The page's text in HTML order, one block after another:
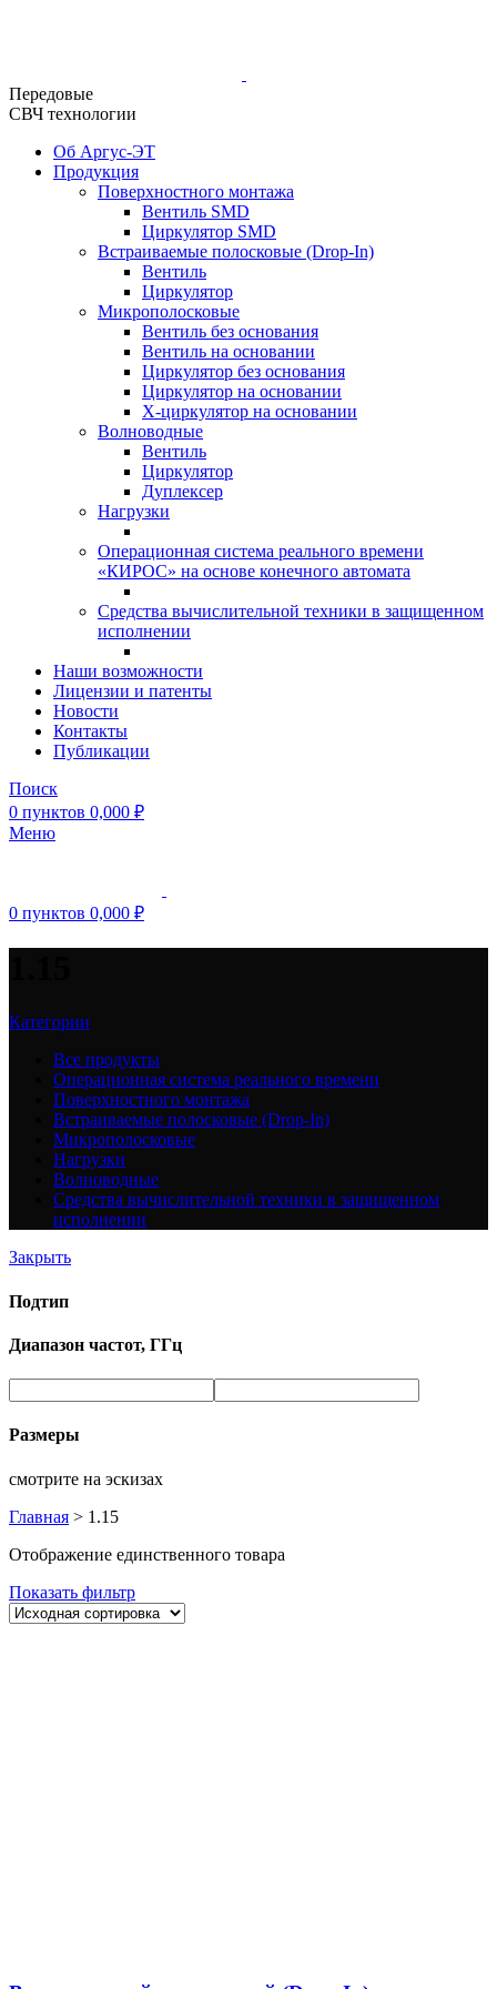
Передовые
СВЧ технологии
Об Аргус-ЭТ
Продукция
Поверхностного монтажа
Вентиль SMD
Циркулятор SMD
Встраиваемые полосковые (Drop-In)
Вентиль
Циркулятор
Микрополосковые
Вентиль без основания
Вентиль на основании
Циркулятор без основания
Циркулятор на основании
Х-циркулятор на основании
Волноводные
Вентиль
Циркулятор
Дуплексер
Нагрузки
Операционная система реального времени
«КИРОС» на основе конечного автомата
Средства вычислительной техники в защищенном
исполнении
Наши возможности
Лицензии и патенты
Новости
Контакты
Публикации
Поиск
0 пунктов 0,000 ₽
Меню
0 пунктов 0,000 ₽
Категории
Все продукты
Операционная система реального времени
Поверхностного монтажа
Встраиваемые полосковые (Drop-In)
Микрополосковые
Нагрузки
Волноводные
Средства вычислительной техники в защищенном
исполнении
Закрыть
Подтип
Диапазон частот, ГГц
Размеры
смотрите на эскизах
Главная > 1.15
Отображение единственного товара
Показать фильтр